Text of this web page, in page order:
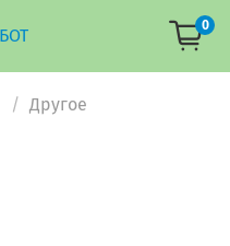
0
Другое